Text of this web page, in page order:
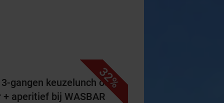
32%
gangen keuzelunch of -
+ aperitief bij WASBAR